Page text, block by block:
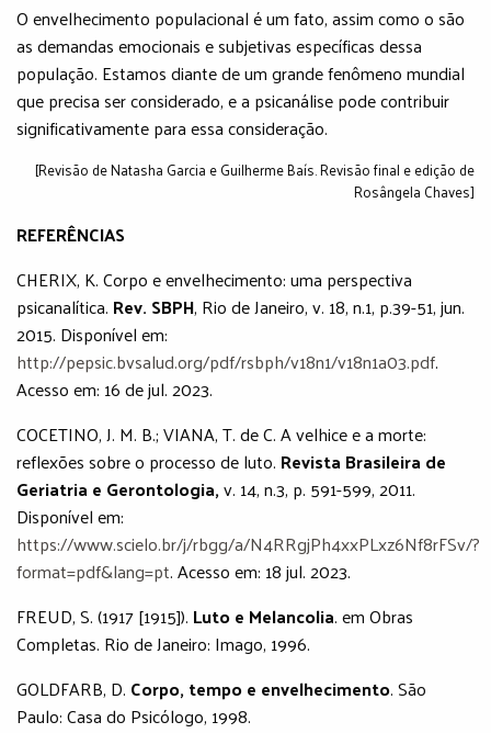
O envelhecimento populacional é um fato, assim como o são
as demandas emocionais e subjetivas específicas dessa
população. Estamos diante de um grande fenômeno mundial
que precisa ser considerado, e a psicanálise pode contribuir
significativamente para essa consideração.
[Revisão de Natasha Garcia e Guilherme Baís. Revisão final e edição de
Rosângela Chaves]
REFERÊNCIAS
CHERIX, K. Corpo e envelhecimento: uma perspectiva
psicanalítica. Rev. SBPH, Rio de Janeiro, v. 18, n.1, p.39-51, jun.
2015. Disponível em:
http://pepsic.bvsalud.org/pdf/rsbph/v18n1/v18n1a03.pdf.
Acesso em: 16 de jul. 2023.
COCETINO, J. M. B.; VIANA, T. de C. A velhice e a morte:
reflexões sobre o processo de luto. Revista Brasileira de
Geriatria e Gerontologia,v. 14, n.3, p. 591-599, 2011.
Disponível em:
https://www.scielo.br/j/rbgg/a/N4RRgjPh4xxPLxz6Nf8rFSv/?
format=pdf&lang=pt. Acesso em: 18 jul. 2023.
FREUD, S. (1917 [1915]). Luto e Melancolia. em Obras
Completas. Rio de Janeiro: Imago, 1996.
GOLDFARB, D. Corpo, tempo e envelhecimento. São
Paulo: Casa do Psicólogo, 1998.